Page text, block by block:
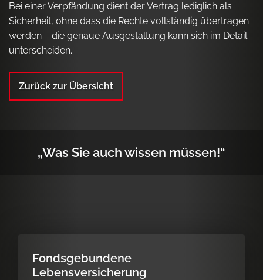
Bei einer Verpfändung dient der Vertrag lediglich als
Sicherheit, ohne dass die Rechte vollständig übertragen
werden – die genaue Ausgestaltung kann sich im Detail
unterscheiden.
Zurück zur Übersicht
„Was Sie auch wissen müssen!“
Fondsgebundene
Lebensversicherung